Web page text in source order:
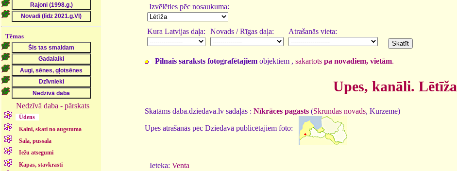
Tēmas
Nedzīvā daba - pārskats
Ūdens
Kalni, skati no augstuma
Sala, pussala
Iežu atsegumi
Kāpas, stāvkrasti
Izvēlēties pēc nosaukuma:
Kura Latvijas daļa: Novads / Rīgas daļa: Atrašanās vieta:
Pilnais saraksts fotografētajiem objektiem , sakārtots pa novadiem, vietām.
Upes, kanāli. Lētīža
Skatāms daba.dziedava.lv sadaļās : Nīkrāces pagasts (Skrundas novads, Kurzeme)
Upes atrašanās pēc Dziedavā publicētajiem foto:
Ieteka: Venta